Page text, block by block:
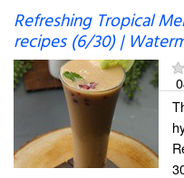
Refreshing Tropical
recipes (6/30) |